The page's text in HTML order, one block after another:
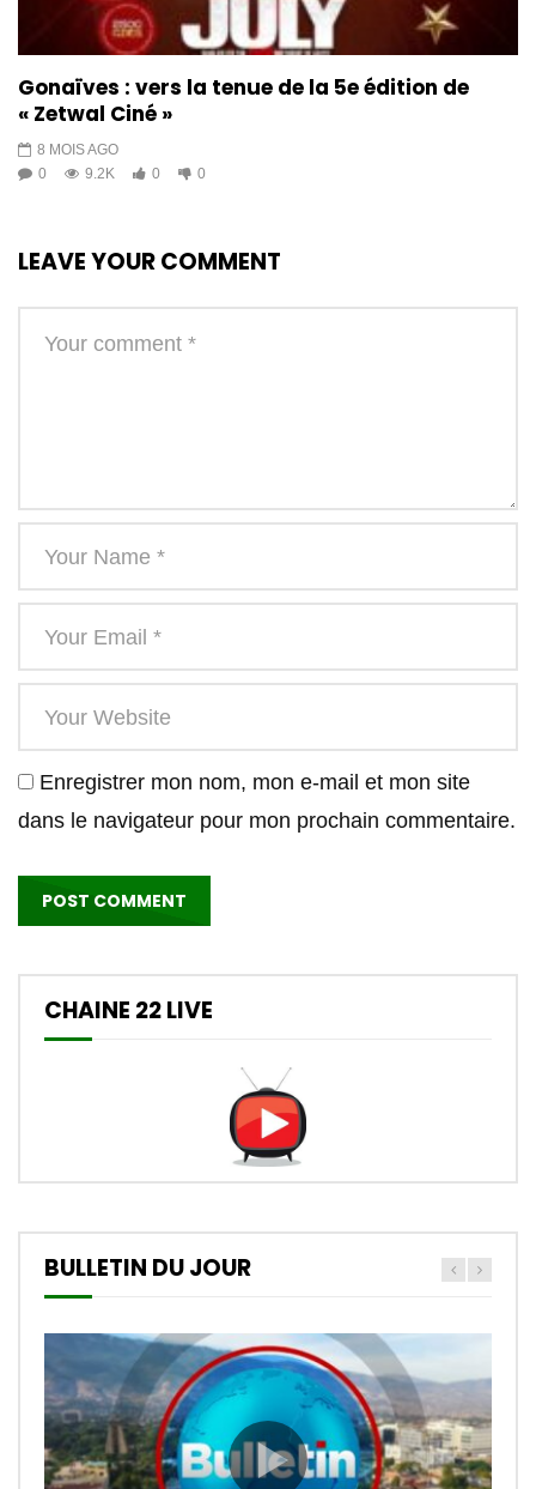
Gonaïves : vers la tenue de la 5e édition de
« Zetwal Ciné »
8 MOIS AGO
0
9.2K 0 0
LEAVE YOUR COMMENT
Enregistrer mon nom, mon e-mail et mon site
dans le navigateur pour mon prochain commentaire.
CHAINE 22 LIVE
BULLETIN DU JOUR